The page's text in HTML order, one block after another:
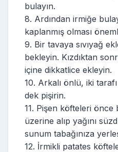
bulayın.
8. Ardından irmiğe
kaplanmış olması
9. Bir tavaya sıvıyağ
bekleyin. Kızdıktan
içine dikkatlice ekleyin.
10. Arkalı önlü, iki
dek pişirin.
11. Pişen köfteleri önce
üzerine alıp yağını
sunum tabağınıza
12. İrmikli patates